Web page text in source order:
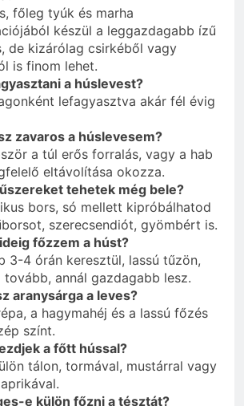
főleg tyúk és marha
készül a leggazdagabb ízű
de kizárólag csirkéből vagy
is finom lehet.
a húslevest?
lefagyasztva akár fél évig
zavaros a húslevesem?
a túl erős forralás, vagy a hab
eltávolítása okozza.
tehetek még bele?
bors, só mellett kipróbálhatod
szerecsendiót, gyömbért is.
főzzem a húst?
3-4 órán keresztül, lassú tűzön,
tovább, annál gazdagabb lesz.
aranysárga a leves?
a hagymahéj és a lassú főzés
színt.
a főtt hússal?
tálon, tormával, mustárral vagy
e külön főzni a tésztát?